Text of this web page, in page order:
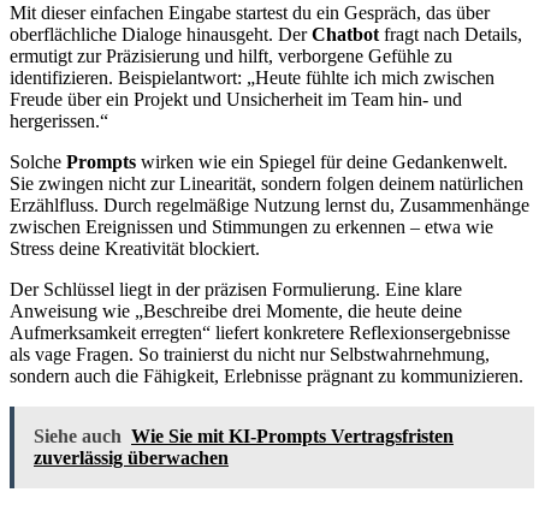
Mit dieser einfachen Eingabe startest du ein Gespräch, das über
oberflächliche Dialoge hinausgeht. DerChatbot fragt nach Details,
ermutigt zur Präzisierung und hilft, verborgene Gefühle zu
identifizieren. Beispielantwort: „Heute fühlte ich mich zwischen
Freude über ein Projekt und Unsicherheit im Team hin- und
hergerissen.“
Solche Prompts wirken wie ein Spiegel für deine Gedankenwelt.
Sie zwingen nicht zur Linearität, sondern folgen deinem natürlichen
Erzählfluss. Durch regelmäßige Nutzung lernst du, Zusammenhänge
zwischen Ereignissen und Stimmungen zu erkennen – etwa wie
Stress deine Kreativität blockiert.
Der Schlüssel liegt in der präzisen Formulierung. Eine klare
Anweisung wie „Beschreibe drei Momente, die heute deine
Aufmerksamkeit erregten“ liefert konkretere Reflexionsergebnisse
als vage Fragen. So trainierst du nicht nur Selbstwahrnehmung,
sondern auch die Fähigkeit, Erlebnisse prägnant zu kommunizieren.
Siehe auch Wie Sie mit KI-Prompts Vertragsfristen
zuverlässig überwachen